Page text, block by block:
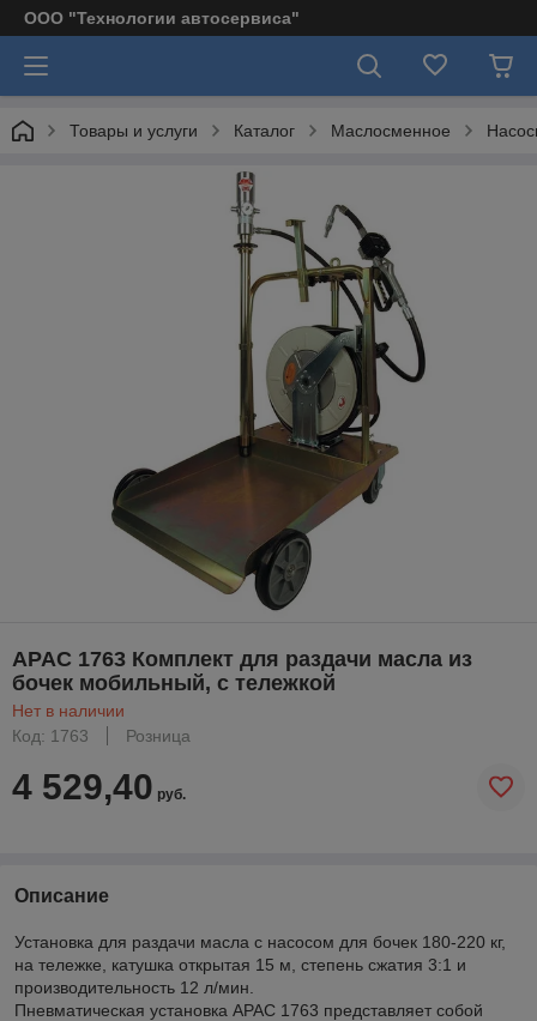
ООО "Технологии автосервиса"
Товары и услуги Каталог Маслосменное
APAC 1763 Комплект для раздачи масла из
бочек мобильный, с тележкой
Нет в наличии
Код: 1763
Розница
4 529,40 руб.
Описание
Установка для раздачи масла с насосом для бочек 180-220 кг,
на тележке, катушка открытая 15 м, степень сжатия 3:1 и
производительность 12 л/мин.
Пневматическая установка APAC 1763 представляет собой